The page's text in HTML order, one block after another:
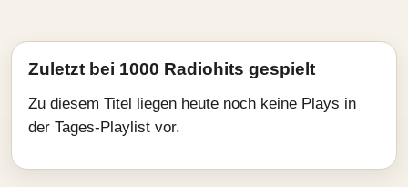
Zuletzt bei 1000 Radiohits gespielt
Zu diesem Titel liegen heute noch keine Plays in
der Tages-Playlist vor.